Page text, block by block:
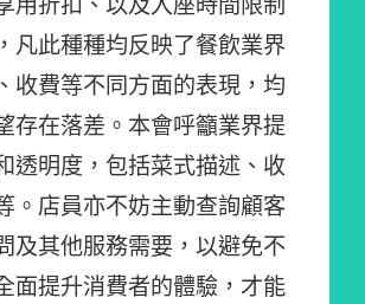
凡此種種均反映了餐飲業界
收費等不同方面的表現，均
存在落差。本會呼籲業界提
透明度，包括菜式描述、收
。店員亦不妨主動查詢顧客
及其他服務需要，以避免不
面提升消費者的體驗，才能